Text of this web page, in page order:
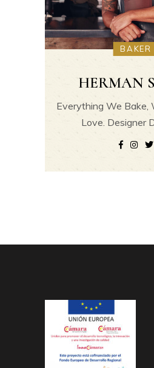
BAKER
HERMAN
Everything We Bake,
Love. Designer